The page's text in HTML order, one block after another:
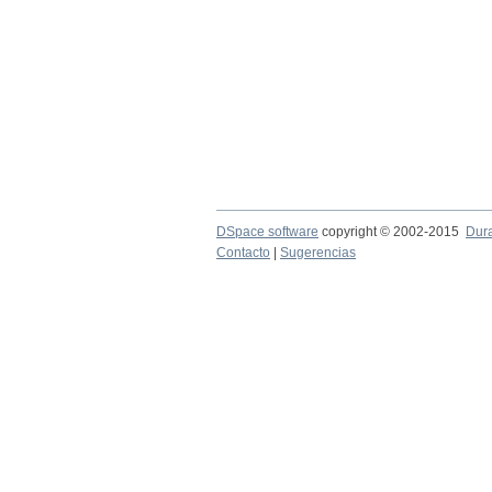
DSpace software copyright © 2002-2015
Contacto
Sugerencias